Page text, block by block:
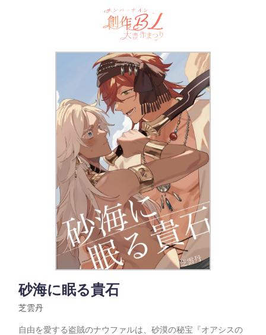
砂海に眠る貴石
芝雲丹
自由を愛する盗賊のナウファルは、砂漠の秘宝『オアシスの